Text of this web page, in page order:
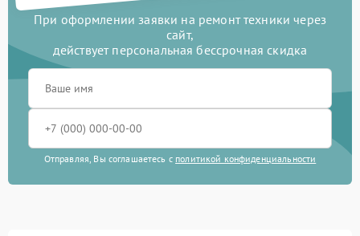
При оформлении заявки на ремонт техники через
сайт,
действует персональная бессрочная скидка
Отправляя, Вы соглашаетесь с политикой конфиденциальности